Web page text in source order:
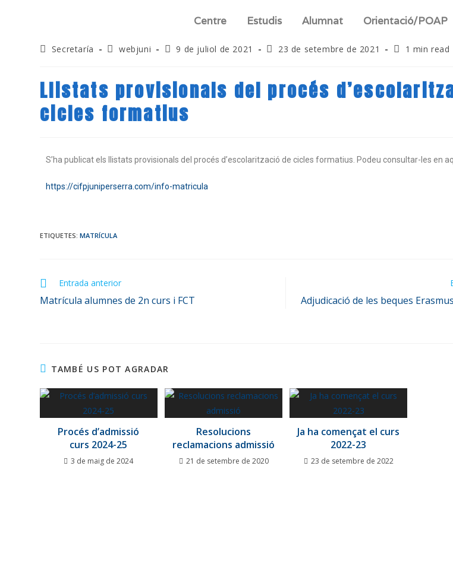
Centre Estudis Alumnat Orientació/POAP
Secretaría webjuni 9 de juliol de 2021 23 de setembre de 2021 1 min read
Llistats provisionals del procés
cicles formatius
S’ha publicat els llistats provisionals del procés d’escolarització de cicles formatius. Podeu consultar-les en
https://cifpjuniperserra.com/info-matricula
ETIQUETES:MATRÍCULA
Entrada anterior
Matrícula alumnes de 2n curs i FCT
Adjudicació de les beques
TAMBÉ US POT AGRADAR
Procés d’admissió
curs 2024-25
3 de maig de 2024
Resolucions
reclamacions admissió
21 de setembre de 2020
Ja ha començat el curs
2022-23
23 de setembre de 2022